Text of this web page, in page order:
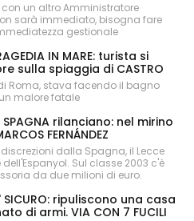
un altro Amministratore
sarà immediato, bisogna fare
gestionale
IN MARE: turista si
sulla spiaggia di CASTRO
Roma, stava facendo il bagno
malore fatale
SPAGNA rilanciano: nel mirino
FERNÁNDEZ
dalla Spagna, il Lecce
Sul classe 2003 c'è
da due milioni di euro.
SICURO: ripuliscono una casa
di armi. VIA CON 7 FUCILI